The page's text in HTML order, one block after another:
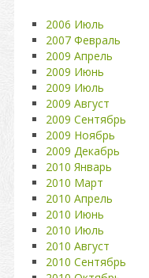
2006 Июль
2007 Февраль
2009 Апрель
2009 Июнь
2009 Июль
2009 Август
2009 Сентябрь
2009 Ноябрь
2009 Декабрь
2010 Январь
2010 Март
2010 Апрель
2010 Июнь
2010 Июль
2010 Август
2010 Сентябрь